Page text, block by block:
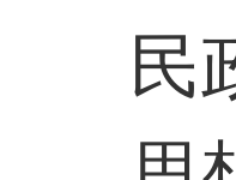
民